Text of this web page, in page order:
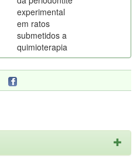
experimental
em ratos
submetidos a
quimioterapia